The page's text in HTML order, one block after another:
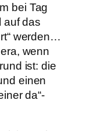
bei Tag
auf das
werden…
wenn
ist: die
einen
da“-